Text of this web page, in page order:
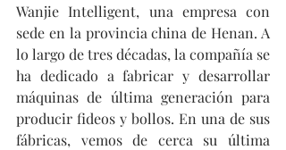
Wanjie Intelligent, una empresa con
sede en la provincia china de Henan. A
lo largo de tres décadas, la compañía se
ha dedicado a fabricar y desarrollar
máquinas de última generación para
producir fideos y bollos. En una de sus
fábricas, vemos de cerca su última